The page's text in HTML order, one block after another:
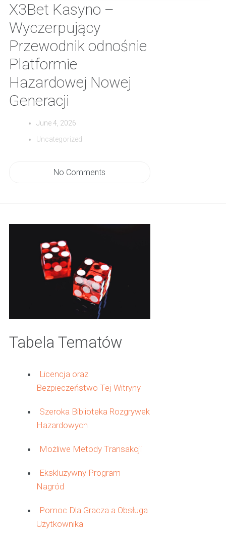
X3Bet Kasyno –
Wyczerpujący
Przewodnik odnośnie
Platformie
Hazardowej Nowej
Generacji
June 4, 2026
Uncategorized
No Comments
Tabela Tematów
Licencja oraz
Bezpieczeństwo Tej Witryny
Szeroka Biblioteka Rozgrywek
Hazardowych
Możliwe Metody Transakcji
Ekskluzywny Program
Nagród
Pomoc Dla Gracza a Obsługa
Użytkownika